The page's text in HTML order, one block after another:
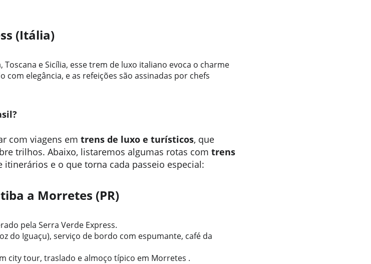
(Itália)
e Sicília, esse trem de luxo italiano evoca o charme
com elegância, e as refeições são assinadas por chefs
com viagens em trens de luxo e turísticos, que
trilhos. Abaixo, listaremos algumas rotas com trens
itinerários e o que torna cada passeio especial:
a Morretes (PR)
pela Serra Verde Express.
do Iguaçu), serviço de bordo com espumante, café da
city tour, traslado e almoço típico em Morretes .